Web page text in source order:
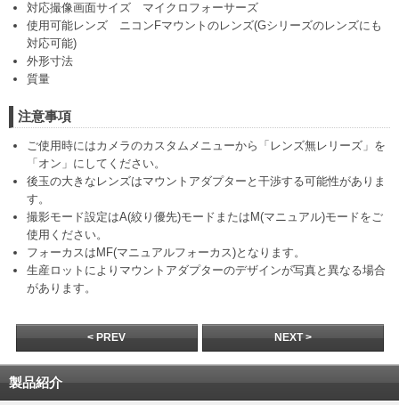
対応撮像画面サイズ マイクロフォーサーズ
使用可能レンズ ニコンFマウントのレンズ(Gシリーズのレンズにも
対応可能)
外形寸法
質量
注意事項
ご使用時にはカメラのカスタムメニューから「レンズ無レリーズ」を
「オン」にしてください。
後玉の大きなレンズはマウントアダプターと干渉する可能性がありま
す。
撮影モード設定はA(絞り優先)モードまたはM(マニュアル)モードをご
使用ください。
フォーカスはMF(マニュアルフォーカス)となります。
生産ロットによりマウントアダプターのデザインが写真と異なる場合
があります。
< PREV NEXT >
製品紹介